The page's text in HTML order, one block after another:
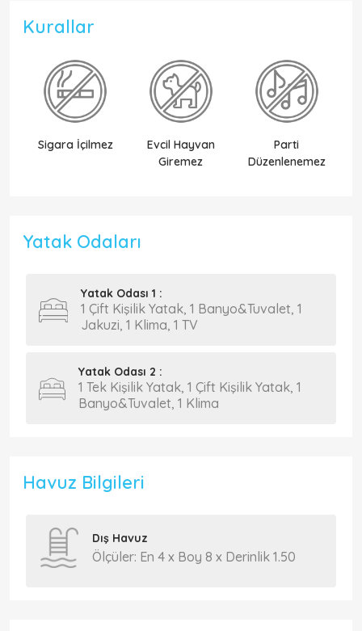
Kurallar
Sigara İçilmez
Evcil Hayvan
Giremez
Parti
Düzenlenemez
Yatak Odaları
Yatak Odası 1 :
1 Çift Kişilik Yatak, 1 Banyo&Tuvalet, 1
Jakuzi, 1 Klima, 1 TV
Yatak Odası 2 :
1 Tek Kişilik Yatak, 1 Çift Kişilik Yatak, 1
Banyo&Tuvalet, 1 Klima
Havuz Bilgileri
Dış Havuz
Ölçüler: En 4 x Boy 8 x Derinlik 1.50